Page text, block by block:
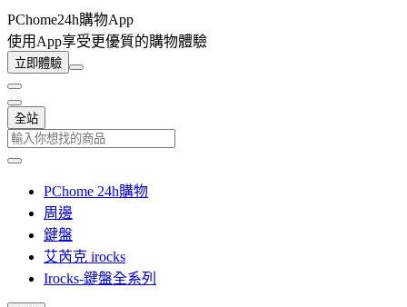
PChome24h購物App
使用App享受更優質的購物體驗
立即體驗
全站
PChome 24h購物
周邊
鍵盤
艾芮克 irocks
Irocks-鍵盤全系列